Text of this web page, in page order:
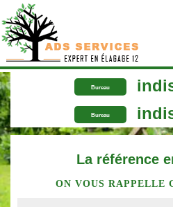
Bureau
Bureau
La référence
ON VOUS RAPPELLE